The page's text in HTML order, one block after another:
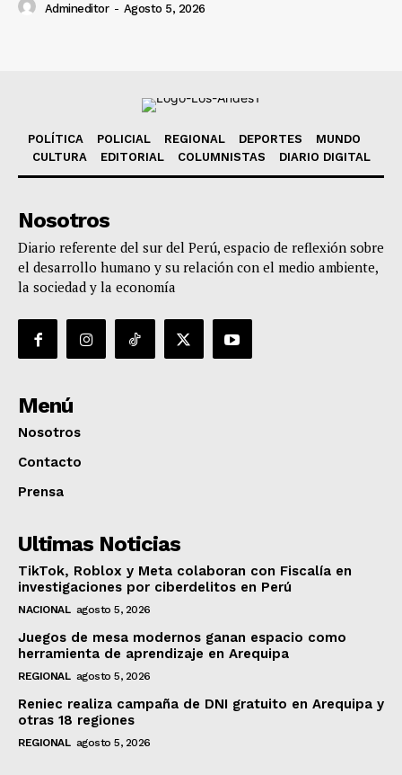
Admineditor - Agosto 5, 2026
POLÍTICA POLICIAL REGIONAL DEPORTES
MUNDO
CULTURA
EDITORIAL COLUMNISTAS DIARIO DIGITAL
Nosotros
Diario referente del sur del Perú, espacio de reflexión sobre
el desarrollo humano y su relación con el medio ambiente,
la sociedad y la economía
Menú
Nosotros
Contacto
Prensa
Ultimas Noticias
TikTok, Roblox y Meta colaboran con Fiscalía en
investigaciones por ciberdelitos en Perú
NACIONAL agosto 5, 2026
Juegos de mesa modernos ganan espacio como
herramienta de aprendizaje en Arequipa
REGIONAL agosto 5, 2026
Reniec realiza campaña de DNI gratuito en Arequipa y
otras 18 regiones
REGIONAL agosto 5, 2026